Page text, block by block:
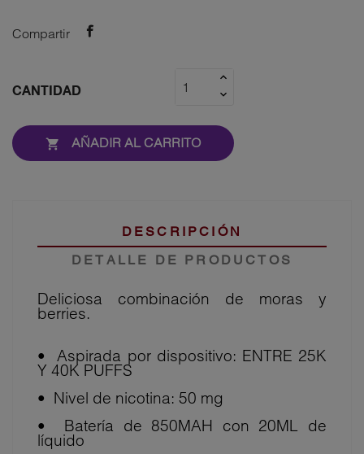
Compartir
CANTIDAD
 AÑADIR AL CARRITO
DESCRIPCIÓN
DETALLE DE PRODUCTOS
Deliciosa combinación de moras y
berries.
•⁠ ⁠Aspirada por dispositivo: ENTRE 25K
Y 40K PUFFS
•⁠ ⁠Nivel de nicotina: 50 mg
•⁠ ⁠Batería de 850MAH con 20ML de
líquido